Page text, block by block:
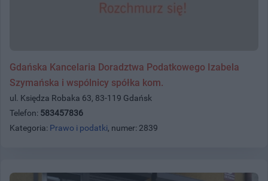
Gdańska Kancelaria Doradztwa Podatkowego Izabela
Szymańska i wspólnicy spółka kom.
ul. Księdza Robaka 63, 83-119 Gdańsk
Telefon: 583457836
Kategoria: Prawo i podatki, numer: 2839